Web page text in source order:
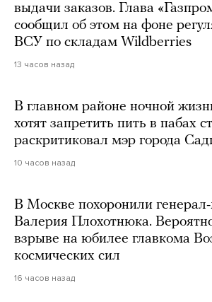
выдачи заказов. Глава
сообщил об этом на фоне
ВСУ по складам Wildberries
13 часов назад
В главном районе ночной
хотят запретить пить в пабах
раскритиковал мэр города
10 часов назад
В Москве похоронили
Валерия Плохотнюка.
взрыве на юбилее главкома
космических сил
16 часов назад